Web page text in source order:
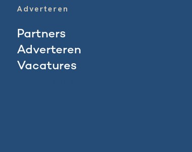
Adverteren
Partners
Adverteren
Vacatures